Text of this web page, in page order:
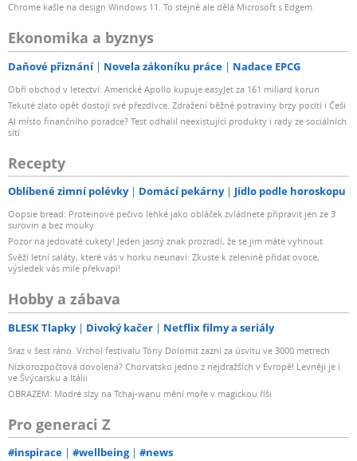
Chrome kašle na design Windows 11. To stejné ale dělá Microsoft s Edgem
Ekonomika a byznys
Daňové přiznání Novela zákoníku práce Nadace EPCG
Obří obchod v letectví. Americké Apollo kupuje easyJet za 161 miliard korun
Tekuté zlato opět dostojí své přezdívce. Zdražení běžné potraviny brzy pocítí i Češi
AI místo finančního poradce? Test odhalil neexistující produkty i rady ze sociálních
sítí
Recepty
Oblíbené zimní polévky Domácí pekárny Jídlo podle horoskopu
Oopsie bread: Proteinové pečivo lehké jako obláček zvládnete připravit jen ze 3
surovin a bez mouky
Pozor na jedovaté cukety! Jeden jasný znak prozradí, že se jim máte vyhnout
Svěží letní saláty, které vás v horku neunaví: Zkuste k zelenině přidat ovoce,
výsledek vás mile překvapí!
Hobby a zábava
BLESK Tlapky Divoký kačer Netflix filmy a seriály
Sraz v šest ráno. Vrchol festivalu Tóny Dolomit zazní za úsvitu ve 3000 metrech
Nízkorozpočtová dovolená? Chorvatsko jedno z nejdražších v Evropě! Levněji je i
ve Švýcarsku a Itálii
OBRAZEM: Modré slzy na Tchaj-wanu mění moře v magickou říši
Pro generaci Z
#inspirace #wellbeing #news